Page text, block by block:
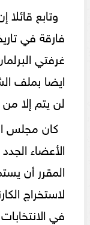
وتابع
فارقة في
غرفتي
ايضا بملف
لن يتم إلا
كان مجلس
الأعضاء
المقرر أن
لاستخراج
في